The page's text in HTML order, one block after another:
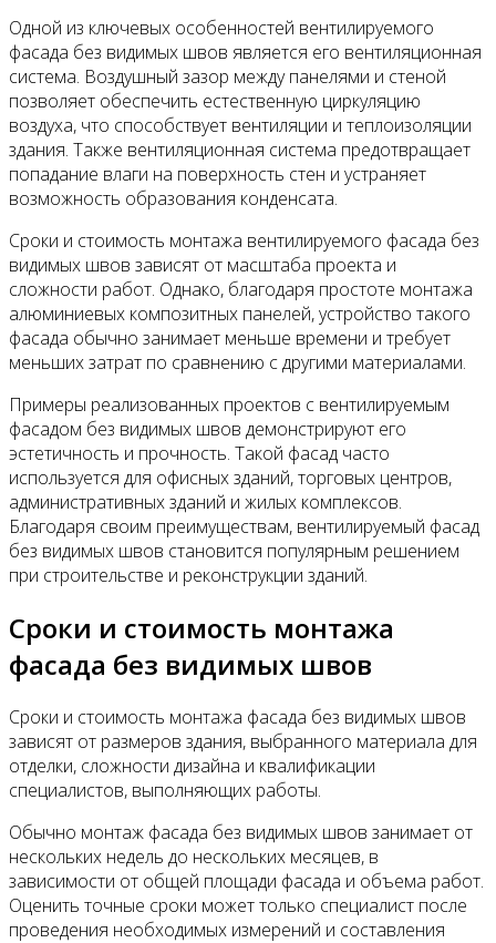
Одной из ключевых особенностей вентилируемого
фасада без видимых швов является его вентиляционная
система. Воздушный зазор между панелями и стеной
позволяет обеспечить естественную циркуляцию
воздуха, что способствует вентиляции и теплоизоляции
здания. Также вентиляционная система предотвращает
попадание влаги на поверхность стен и устраняет
возможность образования конденсата.
Сроки и стоимость монтажа вентилируемого фасада без
видимых швов зависят от масштаба проекта и
сложности работ. Однако, благодаря простоте монтажа
алюминиевых композитных панелей, устройство такого
фасада обычно занимает меньше времени и требует
меньших затрат по сравнению с другими материалами.
Примеры реализованных проектов с вентилируемым
фасадом без видимых швов демонстрируют его
эстетичность и прочность. Такой фасад часто
используется для офисных зданий, торговых центров,
административных зданий и жилых комплексов.
Благодаря своим преимуществам, вентилируемый фасад
без видимых швов становится популярным решением
при строительстве и реконструкции зданий.
Сроки и стоимость монтажа
фасада без видимых швов
Сроки и стоимость монтажа фасада без видимых швов
зависят от размеров здания, выбранного материала для
отделки, сложности дизайна и квалификации
специалистов, выполняющих работы.
Обычно монтаж фасада без видимых швов занимает от
нескольких недель до нескольких месяцев, в
зависимости от общей площади фасада и объема работ.
Оценить точные сроки может только специалист после
проведения необходимых измерений и составления